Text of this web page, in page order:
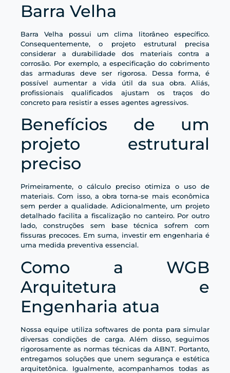
Barra Velha
Barra Velha possui um clima litorâneo específico.
Consequentemente, o projeto estrutural precisa
considerar a durabilidade dos materiais contra a
corrosão. Por exemplo, a especificação do cobrimento
das armaduras deve ser rigorosa. Dessa forma, é
possível aumentar a vida útil da sua obra. Aliás,
profissionais qualificados ajustam os traços do
concreto para resistir a esses agentes agressivos.
Benefícios de um
projeto estrutural
preciso
Primeiramente, o cálculo preciso otimiza o uso de
materiais. Com isso, a obra torna-se mais econômica
sem perder a qualidade. Adicionalmente, um projeto
detalhado facilita a fiscalização no canteiro. Por outro
lado, construções sem base técnica sofrem com
fissuras precoces. Em suma, investir em engenharia é
uma medida preventiva essencial.
Como a WGB
Arquitetura e
Engenharia atua
Nossa equipe utiliza softwares de ponta para simular
diversas condições de carga. Além disso, seguimos
rigorosamente as normas técnicas da ABNT. Portanto,
entregamos soluções que unem segurança e estética
arquitetônica. Igualmente, acompanhamos todas as